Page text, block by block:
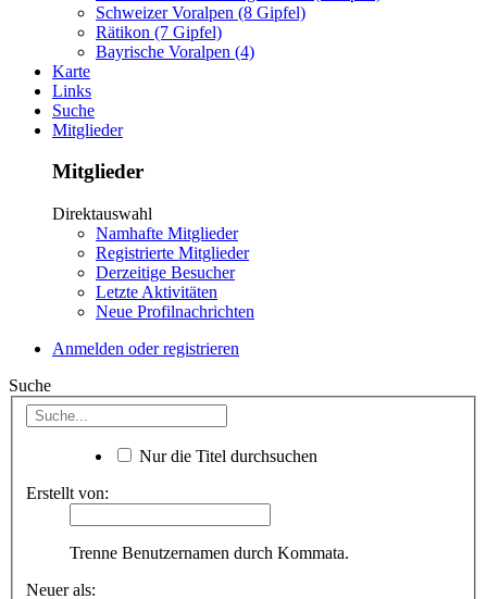
Schweizer Voralpen (8 Gipfel)
Rätikon (7 Gipfel)
Bayrische Voralpen (4)
Karte
Links
Suche
Mitglieder
Mitglieder
Direktauswahl
Namhafte Mitglieder
Registrierte Mitglieder
Derzeitige Besucher
Letzte Aktivitäten
Neue Profilnachrichten
Anmelden oder registrieren
Suche
Nur die Titel durchsuchen
Erstellt von:
Trenne Benutzernamen durch Kommata.
Neuer als: